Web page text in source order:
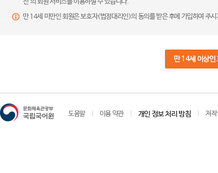
만 14세 미만인 회원은 보호자(법정대리인)의 동의를 받은 후에 가입하여 주
만 14세 이상인
도움말 이용 약관 개인 정보 처리 방침 저